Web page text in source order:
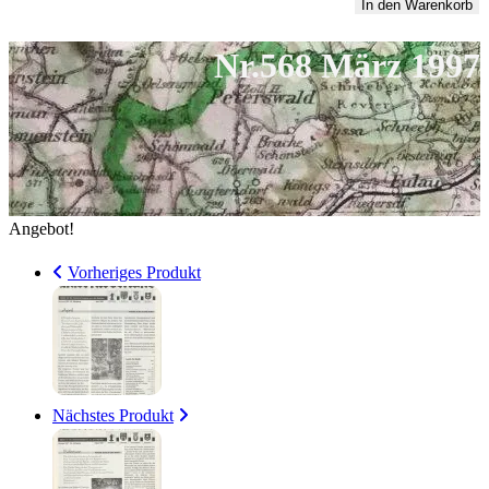
4,00 €
Menge
In den Warenkorb
Nr.568 März 1997
Angebot!
Vorheriges Produkt
Nächstes Produkt